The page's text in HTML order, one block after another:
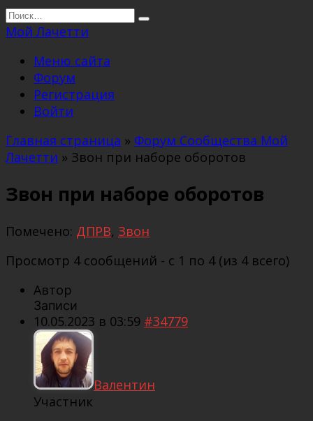
Перейти
к
Search
for:
Мой Лачетти
Меню сайта
Форум
Регистрация
Войти
Главная страница » Форум Сообщества Мой
Лачетти » Звон при наборе оборотов
Звон при наборе оборотов
Помечено: ДПРВ, Звон
Просмотр 4 сообщений - с 1 по 4 (из 4 всего)
Автор
Записи
10.05.2023 в 03:59 #34779
Валентин
Участник